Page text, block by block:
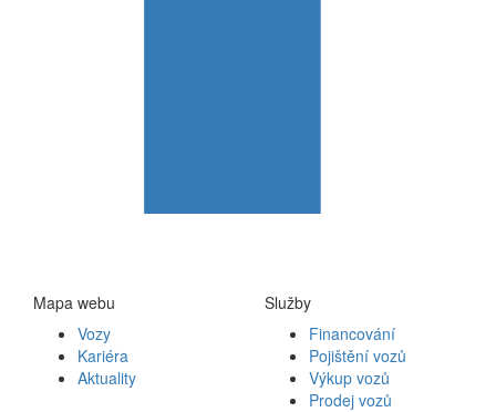
Mapa webu
Vozy
Kariéra
Aktuality
Služby
Financování
Pojištění vozů
Výkup vozů
Prodej vozů